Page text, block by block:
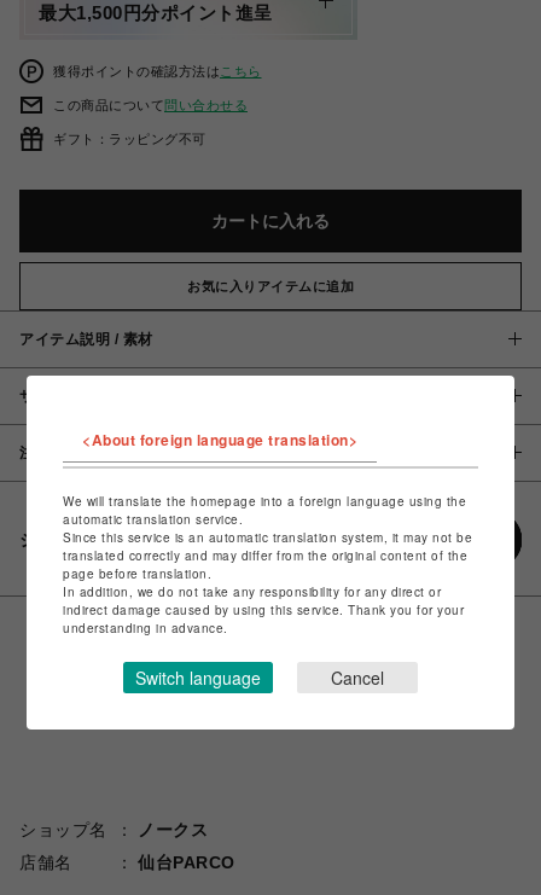
最大1,500円分ポイント進呈
獲得ポイントの確認方法は こちら
この商品について問い合わせる
ギフト：ラッピング不可
カートに入れる
お気に入りアイテムに追加
アイテム説明 / 素材
サイズ
注意事項
シェアする
ショップ名
ノークス
店舗名
仙台PARCO
<About foreign language translation>
We will translate the homepage into a foreign language using the
automatic translation service.
Since this service is an automatic translation system, it may not be
translated correctly and may differ from the original content of the
page before translation.
In addition, we do not take any responsibility for any direct or
indirect damage caused by using this service. Thank you for your
understanding in advance.
Switch language Cancel